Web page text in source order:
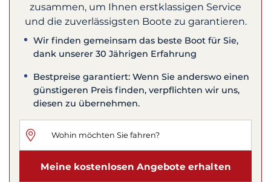
zusammen, um Ihnen erstklassigen Service
und die zuverlässigsten Boote zu garantieren.
Wir finden gemeinsam das beste Boot für Sie,
dank unserer 30 Jährigen Erfahrung
Bestpreise garantiert: Wenn Sie anderswo einen
günstigeren Preis finden, verpflichten wir uns,
diesen zu übernehmen.
Meine kostenlosen Angebote erhalten